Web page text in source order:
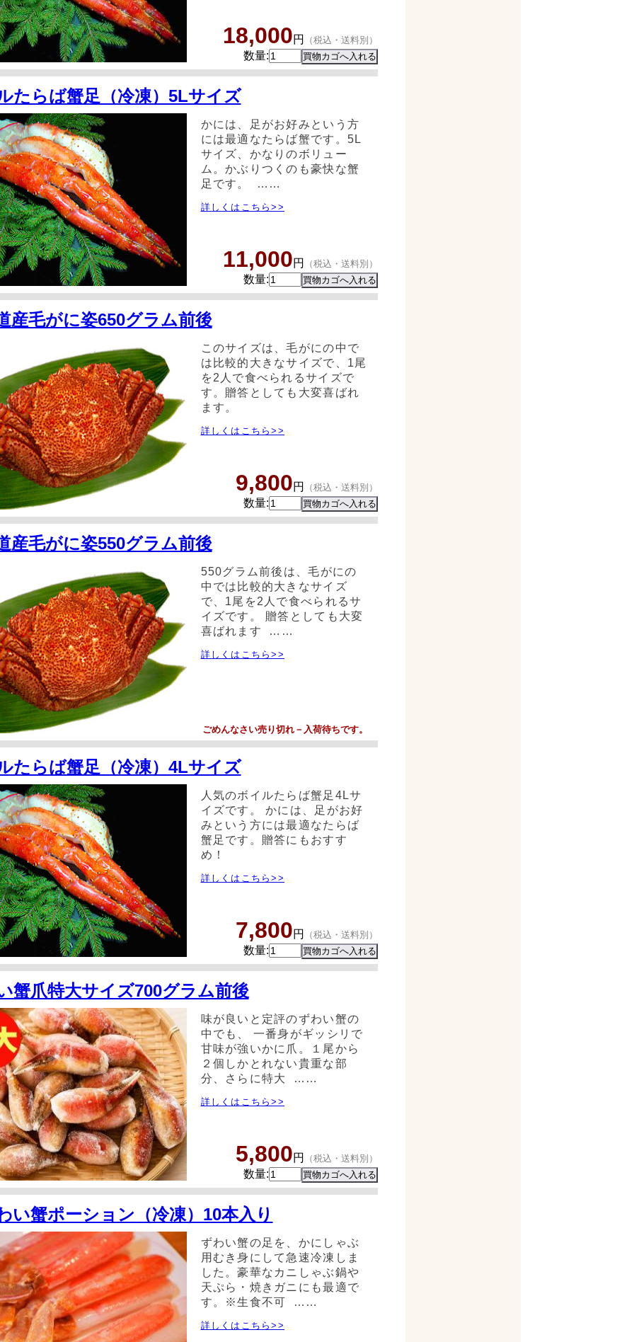
18,000円 （税込・送料別）
数量:
たらば蟹足（冷凍）5Lサイズ
かには、足がお好みという方
には最適なたらば蟹です。5L
サイズ、かなりのボリュー
ム。かぶりつくのも豪快な蟹
足です。 ……
詳しくはこちら>>
11,000円 （税込・送料別）
数量:
産毛がに姿650グラム前後
このサイズは、毛がにの中で
は比較的大きなサイズで、1尾
を2人で食べられるサイズで
す。贈答としても大変喜ばれ
ます。
詳しくはこちら>>
9,800円 （税込・送料別）
数量:
産毛がに姿550グラム前後
550グラム前後は、毛がにの
中では比較的大きなサイズ
で、1尾を2人で食べられるサ
イズです。 贈答としても大変
喜ばれます ……
詳しくはこちら>>
ごめんなさい売り切れ－入荷待ちです。
たらば蟹足（冷凍）4Lサイズ
人気のボイルたらば蟹足4Lサ
イズです。 かには、足がお好
みという方には最適なたらば
蟹足です。贈答にもおすす
め！
詳しくはこちら>>
7,800円 （税込・送料別）
数量:
蟹爪特大サイズ700グラム前後
味が良いと定評のずわい蟹の
中でも、 一番身がギッシリで
甘味が強いかに爪。１尾から
２個しかとれない貴重な部
分、さらに特大 ……
詳しくはこちら>>
5,800円 （税込・送料別）
数量:
い蟹ポーション（冷凍）10本入り
ずわい蟹の足を、かにしゃぶ
用むき身にして急速冷凍しま
した。豪華なカニしゃぶ鍋や
天ぷら・焼きガニにも最適で
す。※生食不可 ……
詳しくはこちら>>